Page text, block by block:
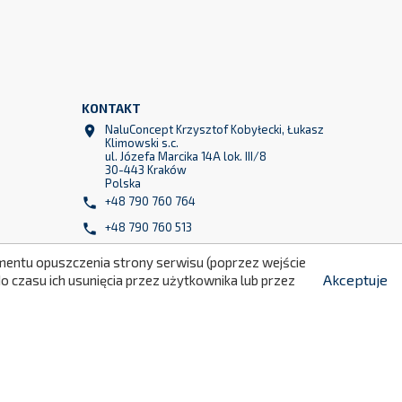
KONTAKT

NaluConcept Krzysztof Kobyłecki, Łukasz
Klimowski s.c.
ul. Józefa Marcika 14A lok. III/8
30-443 Kraków
Polska
 +48 790 760 764
 +48 790 760 513
info@naluconcept.com
opuszczenia strony serwisu (poprzez wejście
czasu ich usunięcia przez użytkownika lub przez
Akceptuje